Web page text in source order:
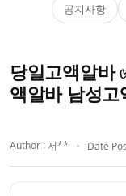
공지사항
당일고액알바
액알바 남성고
Author : 서** Date